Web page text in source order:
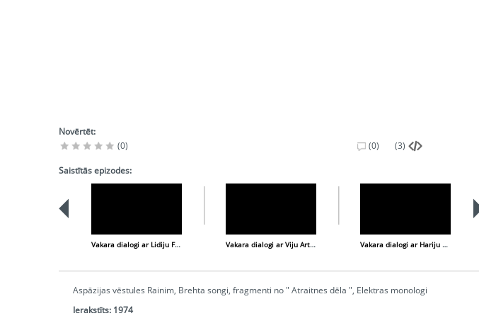
Novērtēt:
(0)
(0) (3)
Saistītās epizodes:
Vakara dialogi ar Lidiju Freimani - 1. daļa Vakara dialogi ar Viju Artmani - 1. Vakara dialogi ar Hariju Liepiņu
Aspāzijas vēstules Rainim, Brehta songi, fragmenti no " Atraitnes dēla ", Elektras monologi
Ierakstīts: 1974